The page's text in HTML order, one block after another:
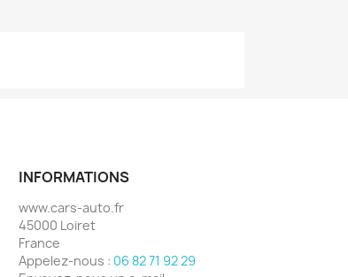
INFORMATIONS
www.cars-auto.fr
45000 Loiret
France
Appelez-nous : 06 82 71 92 29